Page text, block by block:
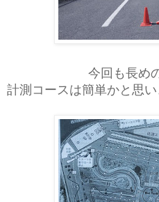
今回も長め
計測コースは簡単かと思